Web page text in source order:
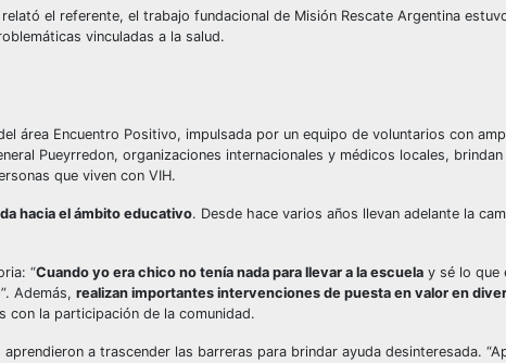
el referente, el trabajo fundacional de Misión Rescate Argentina
vinculadas a la salud.
área Encuentro Positivo, impulsada por un equipo de voluntarios con
Pueyrredon, organizaciones internacionales y médicos locales, brindan
que viven con VIH.
hacia el ámbito educativo. Desde hace varios años llevan adelante la
“Cuando yo era chico no tenía nada para llevar a la escuela y sé lo que
Además, realizan importantes intervenciones de puesta en valor en
con la participación de la comunidad.
a trascender las barreras para brindar ayuda desinteresada.